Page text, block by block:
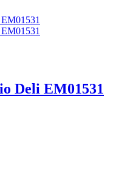
Deli EM01531